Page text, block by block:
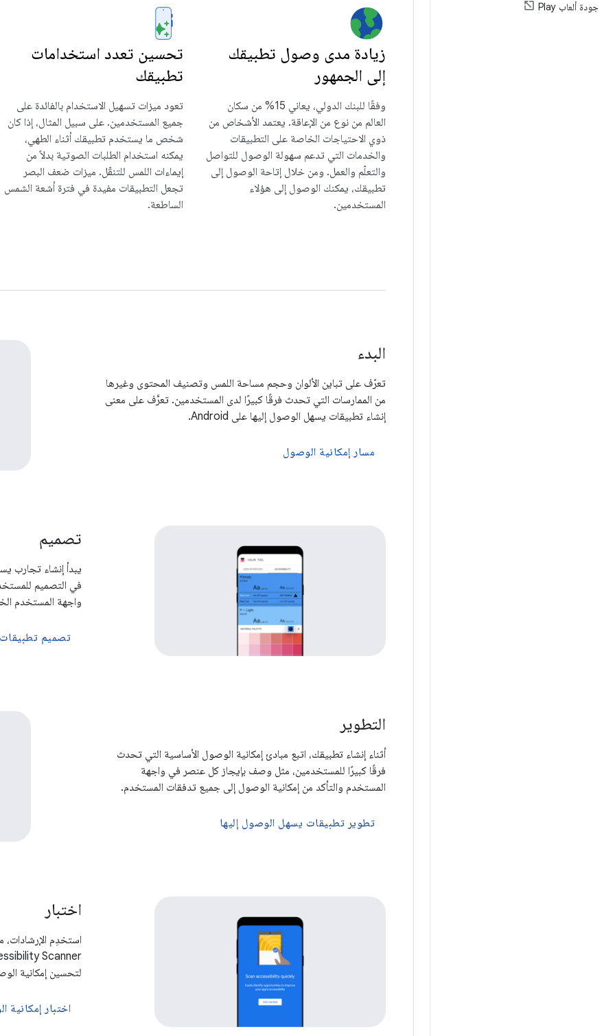
جودة ألعاب Play
زيادة مدى وصول تطبيقك
إلى الجمهور
وفقًا للبنك الدولي، يعاني 15% من سكان
العالم من نوع من الإعاقة. يعتمد الأشخاص من
ذوي الاحتياجات الخاصة على التطبيقات
والخدمات التي تدعم سهولة الوصول للتواصل
والتعلّم والعمل. ومن خلال إتاحة الوصول إلى
تطبيقك، يمكنك الوصول إلى هؤلاء
المستخدمين.
تحسين تعدد استخدامات
تطبيقك
تعود ميزات تسهيل الاستخدام بالفائدة على
جميع المستخدمين. على سبيل المثال، إذا كان
شخص ما يستخدم تطبيقك أثناء الطهي،
يمكنه استخدام الطلبات الصوتية بدلاً من
إيماءات اللمس للتنقّل. ميزات ضعف البصر
تجعل التطبيقات مفيدة في فترة أشعة الشمس
الساطعة.
البدء
تعرّف على تباين الألوان وحجم مساحة اللمس وتصنيف المحتوى وغيرها
من الممارسات التي تحدث فرقًا كبيرًا لدى المستخدمين. تعرَّف على معنى
إنشاء تطبيقات يسهل الوصول إليها على Android.
مسار إمكانية الوصول
تصميم
يبدأ إنشاء تجارب
في التصميم
واجهة المستخدم
تصميم
التطوير
أثناء إنشاء تطبيقك، اتبع مبادئ إمكانية الوصول الأساسية التي تحدث
فرقًا كبيرًا للمستخدمين، مثل وصف بإيجاز كل عنصر في واجهة
المستخدم والتأكد من إمكانية الوصول إلى جميع تدفقات المستخدم.
تطوير تطبيقات يسهل الوصول إليها
اختبار
استخدِم الإرشادات،
لتحسين إمكانية
اختبار إمكانية